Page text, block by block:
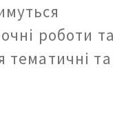
роботи та
тематичні та